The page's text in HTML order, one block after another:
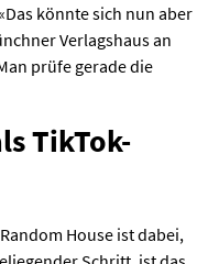
könnte sich nun aber
Verlagshaus an
prüfe gerade die
TikTok-
House ist dabei,